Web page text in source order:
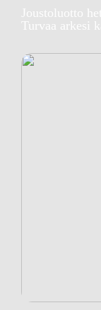
Joustoluotto
Turvaa arkesi